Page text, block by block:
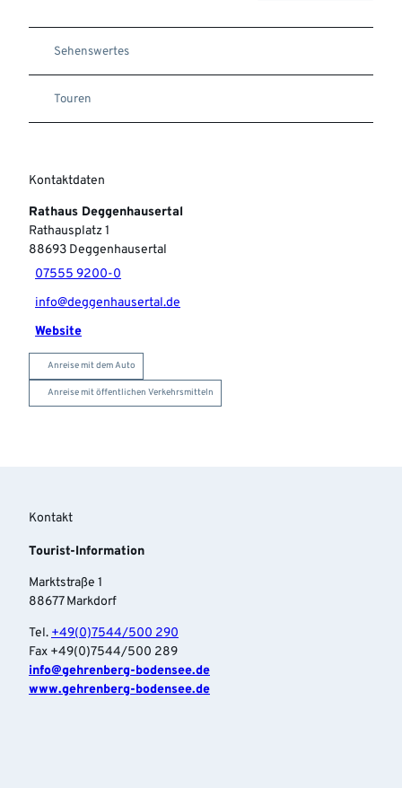
Sehenswertes
Touren
Kontaktdaten
Rathaus Deggenhausertal
Rathausplatz 1
88693 Deggenhausertal
07555 9200-0
info@deggenhausertal.de
Website
Anreise mit dem Auto
Anreise mit öffentlichen Verkehrsmitteln
Kontakt
Tourist-Information
Marktstraße 1
88677 Markdorf
Tel. +49(0)7544/500 290
Fax +49(0)7544/500 289
info‎@gehrenberg-bodensee.de
www.gehrenberg-bodensee.de